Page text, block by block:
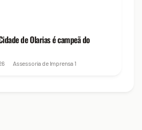
de Olarias é campeã do
Assessoria de Imprensa 1